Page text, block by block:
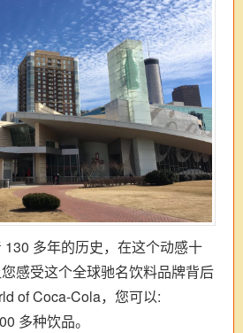
多年的历史，在这个动感十
感受这个全球驰名饮料品牌背后
of Coca‑Cola，您可以:
多种饮品。